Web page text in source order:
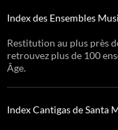
Index des Ensembles
Restitution au plus près
retrouvez plus de 100
Âge.
Index Cantigas de Santa